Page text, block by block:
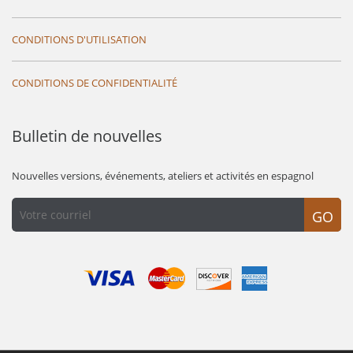
CONDITIONS D'UTILISATION
CONDITIONS DE CONFIDENTIALITÉ
Bulletin de nouvelles
Nouvelles versions, événements, ateliers et activités en espagnol
GO